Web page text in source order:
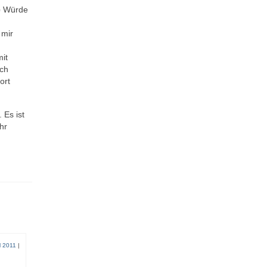
Würde
Es ist
2011 |